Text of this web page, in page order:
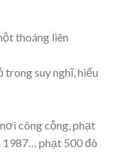
thoáng liên
trong suy nghĩ, hiểu
công cộng, phạt
phạt 500 đô